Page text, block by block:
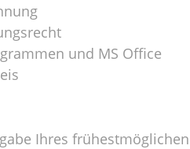
und MS Office
Ihres frühestmöglichen